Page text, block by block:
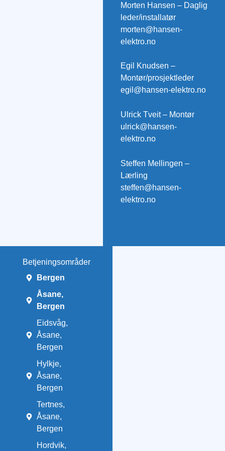
Morten Hansen – Daglig
leder/installatør
morten@hansen-
elektro.no
Egil Knudsen –
Montør/prosjektleder
egil@hansen-elektro.no
Ulrick Tveit – Montør
ulrick@hansen-
elektro.no
Steffen Mellingen –
Lærling
steffen@hansen-
elektro.no
Betjeningsområder
Bergen
Åsane,
Bergen
Eidsvåg,
Åsane,
Bergen
Hylkje,
Åsane,
Bergen
Tertnes,
Åsane,
Bergen
Hordvik,